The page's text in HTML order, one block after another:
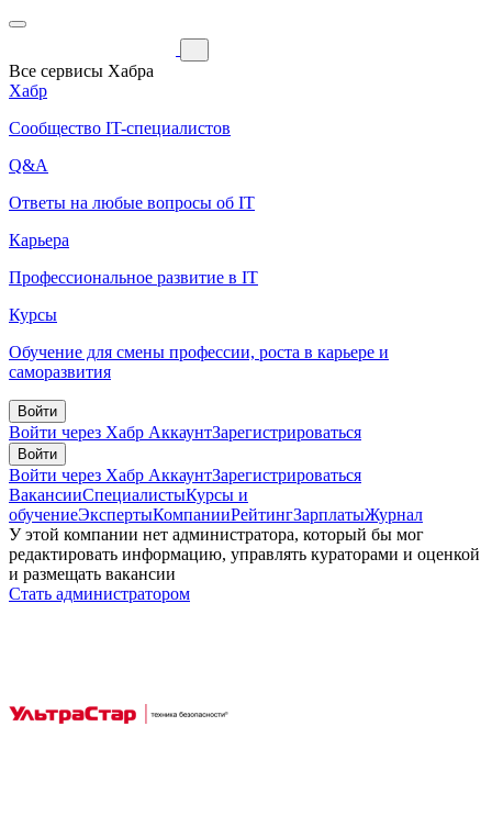
Все сервисы Хабра
Хабр
Сообщество IT-специалистов
Q&A
Ответы на любые вопросы об IT
Карьера
Профессиональное развитие в IT
Курсы
Обучение для смены профессии, роста в карьере и
саморазвития
Войти
Войти через Хабр АккаунтЗарегистрироваться
Войти
Войти через Хабр АккаунтЗарегистрироваться
ВакансииСпециалистыКурсы и
обучениеЭкспертыКомпанииРейтингЗарплатыЖурнал
У этой компании нет администратора, который бы мог
редактировать информацию, управлять кураторами и оценкой
и размещать вакансии
Стать администратором